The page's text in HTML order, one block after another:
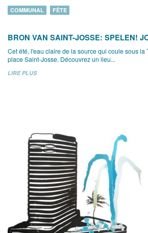
COMMUNAL FÊTE
BRON VAN SAINT-JOSSE: SPELEN!
Cet été, l'eau claire de la source qui coule sous la
place Saint-Josse. Découvrez un lieu...
LIRE PLUS